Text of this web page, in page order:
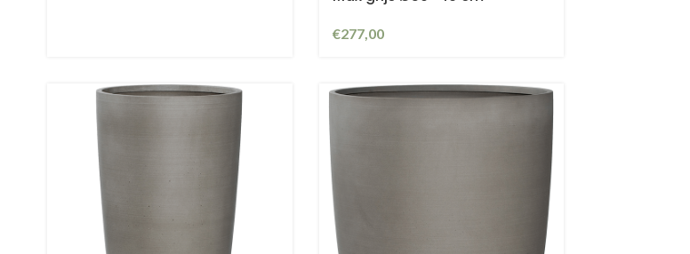
€277,00